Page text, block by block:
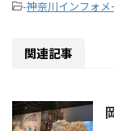
-神奈川インフォメ
関連記事